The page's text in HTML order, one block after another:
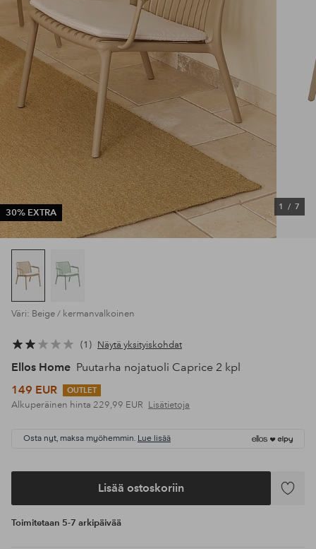
30% EXTRA
1 / 7
Väri: Beige / kermanvalkoinen
1 Näytä yksityiskohdat
Ellos Home Puutarha nojatuoli Caprice 2 kpl
149 EUR
OUTLET
Alkuperäinen hinta 229,99 EUR Lisätietoja
Osta nyt, maksa myöhemmin. Lue lisää
Lisää ostoskoriin
Lisää
Toimitetaan 5-7 arkipäivää